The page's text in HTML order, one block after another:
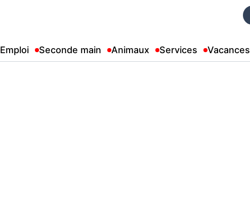
Emploi Seconde main Animaux Services Vacances